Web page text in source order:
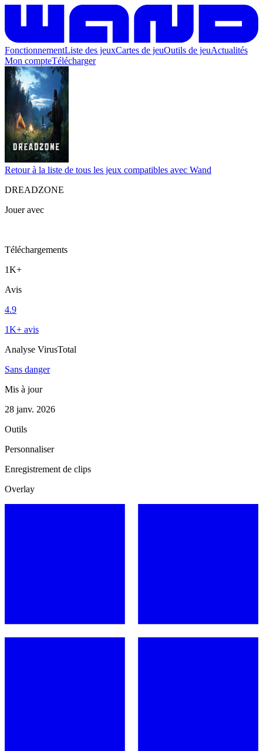
FonctionnementListe des jeuxCartes de jeuOutils de jeuActualités
Mon compteTélécharger
Retour à la liste de tous les jeux compatibles avec Wand
DREADZONE
Jouer avec
Téléchargements
1K+
Avis
4.9
1K+ avis
Analyse VirusTotal
Sans danger
Mis à jour
28 janv. 2026
Outils
Personnaliser
Enregistrement de clips
Overlay